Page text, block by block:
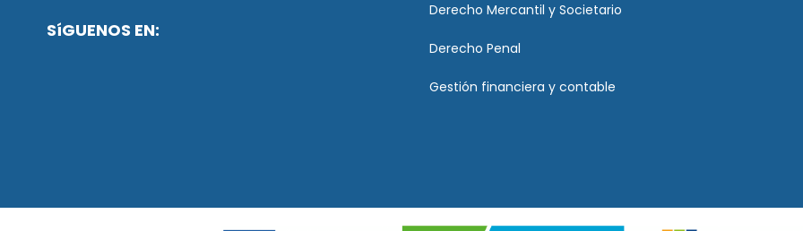
SíGUENOS EN:
Derecho Mercantil y Societario
Derecho Penal
Gestión financiera y contable